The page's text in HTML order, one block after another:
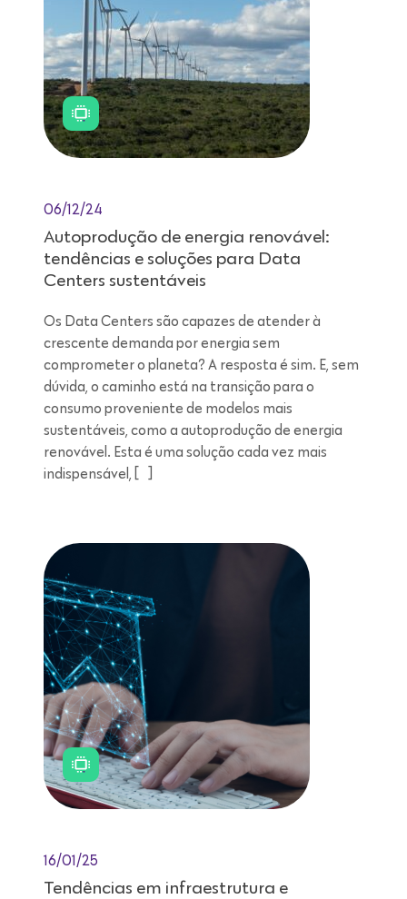
06/12/24
Autoprodução de energia renovável:
tendências e soluções para Data
Centers sustentáveis
Os Data Centers são capazes de atender à
crescente demanda por energia sem
comprometer o planeta? A resposta é sim. E, sem
dúvida, o caminho está na transição para o
consumo proveniente de modelos mais
sustentáveis, como a autoprodução de energia
renovável. Esta é uma solução cada vez mais
indispensável, […]
16/01/25
Tendências em infraestrutura e